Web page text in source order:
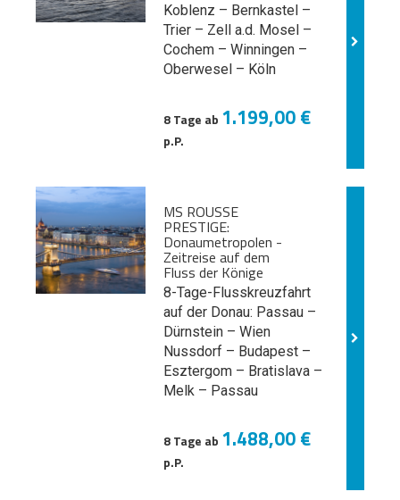
Koblenz – Bernkastel –
Trier – Zell a.d. Mosel –
Cochem – Winningen –
Oberwesel – Köln
8 Tage ab 1.199,00 €
p.P.
MS ROUSSE
PRESTIGE:
Donaumetropolen -
Zeitreise auf dem
Fluss der Könige
8-Tage-Flusskreuzfahrt
auf der Donau: Passau –
Dürnstein – Wien
Nussdorf – Budapest –
Esztergom – Bratislava –
Melk – Passau
8 Tage ab 1.488,00 €
p.P.